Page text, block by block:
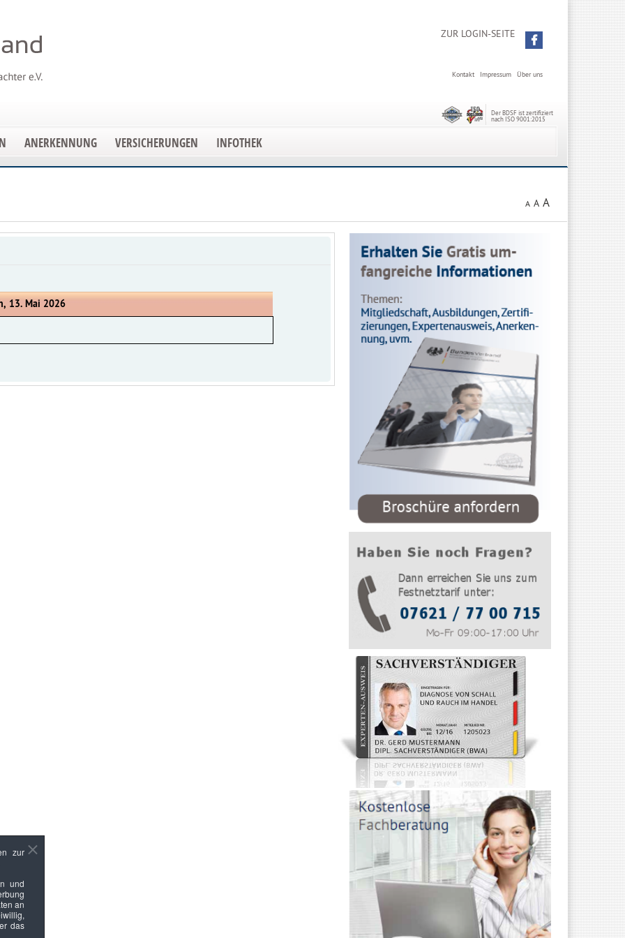
ZUR LOGIN-SEITE
Über uns
Impressum
Kontakt
Der BDSF ist zertifiziert
nach ISO 9001:2015
ANERKENNUNG VERSICHERUNGEN INFOTHEK
A A A
13. Mai 2026
zur
und
an
das